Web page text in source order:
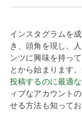
インスタグラムを
き、頭角を現し、
ンツに興味を持っ
とから始まります
投稿するのに最適
ィブなアカウント
せる方法も知って